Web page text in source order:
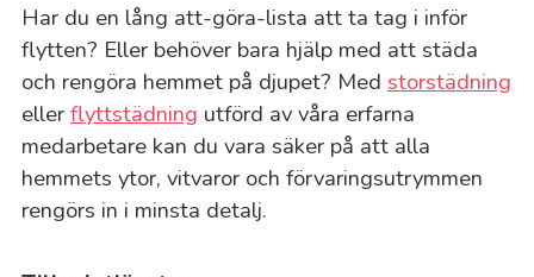
Har du en lång att-göra-lista att ta tag i inför
flytten? Eller behöver bara hjälp med att städa
och rengöra hemmet på djupet? Med storstädning
eller flyttstädning utförd av våra erfarna
medarbetare kan du vara säker på att alla
hemmets ytor, vitvaror och förvaringsutrymmen
rengörs in i minsta detalj.